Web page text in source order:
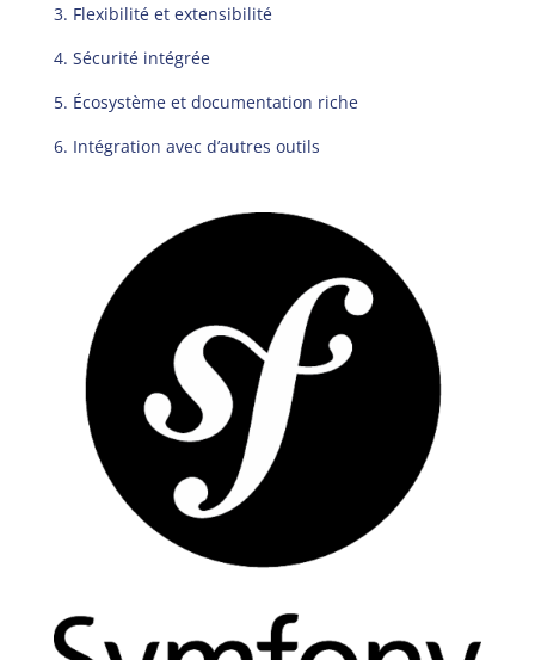
3. Flexibilité et extensibilité
4. Sécurité intégrée
5. Écosystème et documentation riche
6. Intégration avec d’autres outils